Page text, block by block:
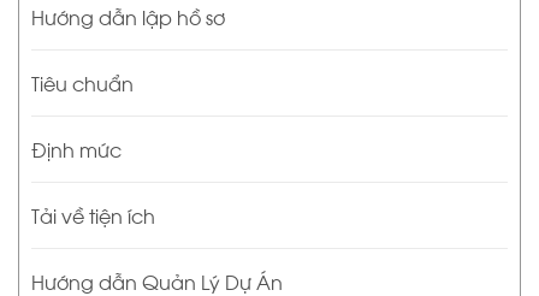
Hướng dẫn lập hồ sơ
Tiêu chuẩn
Định mức
Tải về tiện ích
Hướng dẫn Quản Lý Dự Án